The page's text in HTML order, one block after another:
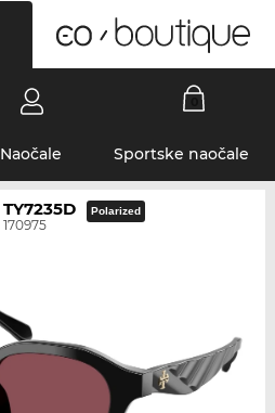
Naočale Sportske naočale
TY7235D
170975
Polarized